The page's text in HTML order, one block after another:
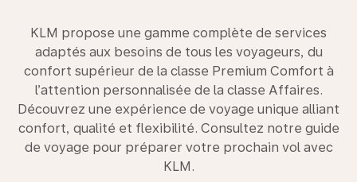
KLM propose une gamme complète de services
adaptés aux besoins de tous les voyageurs, du
confort supérieur de la classe Premium Comfort à
l’attention personnalisée de la classe Affaires.
Découvrez une expérience de voyage unique alliant
confort, qualité et flexibilité. Consultez notre guide
de voyage pour préparer votre prochain vol avec
KLM.